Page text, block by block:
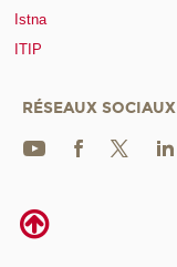
Istna
ITIP
RÉSEAUX SOCIAUX